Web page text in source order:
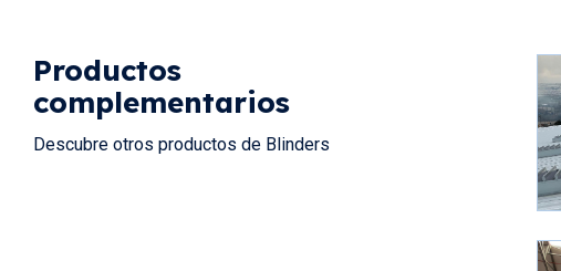
Productos
complementarios
Descubre otros productos de Blinders